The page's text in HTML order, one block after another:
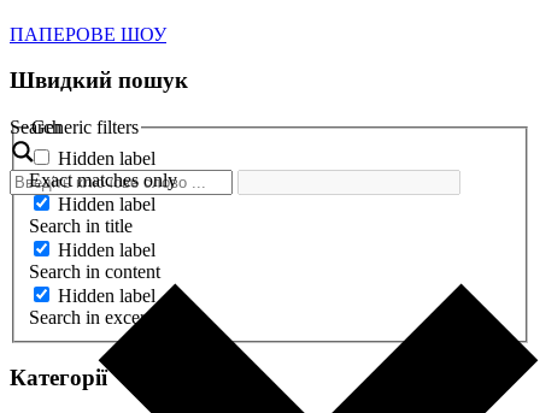
ПАПЕРОВЕ ШОУ
Швидкий пошук
Search
Generic filters
Hidden label
Exact matches only
Hidden label
Search in title
Hidden label
Search in content
Hidden label
Search in excerpt
Категорії